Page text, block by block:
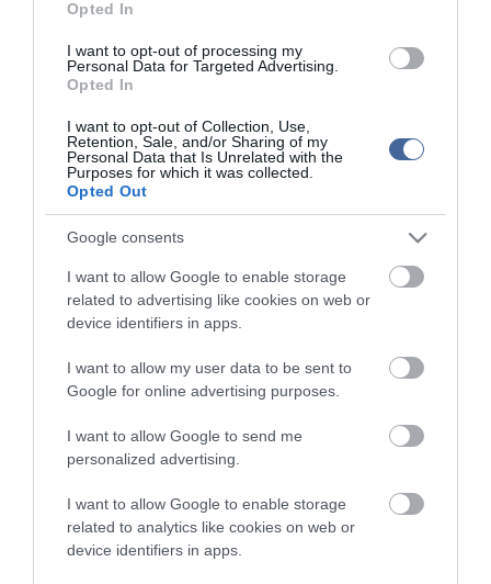
Opted In
I want to opt-out of processing my
Personal Data for Targeted Advertising.
Opted In
I want to opt-out of Collection, Use,
Retention, Sale, and/or Sharing of my
Personal Data that Is Unrelated with the
Purposes for which it was collected.
Opted Out
Google consents
I want to allow Google to enable storage
related to advertising like cookies on web or
device identifiers in apps.
I want to allow my user data to be sent to
Google for online advertising purposes.
I want to allow Google to send me
personalized advertising.
I want to allow Google to enable storage
related to analytics like cookies on web or
device identifiers in apps.
JólVanna
Mit szólsz? Ide minden baromságot...
Portál szoftver és szerkesztőségi CMS, DMS rendszer:© PortalWare, 2017